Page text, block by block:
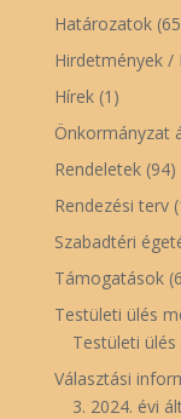
Határozatok
Hirdetmények /
Hírek(1)
Önkormányzat
Rendeletek(94)
Rendezési terv
Szabadtéri
Támogatások
Testületi ülés
Testületi ülés
Választási
3. 2024. évi